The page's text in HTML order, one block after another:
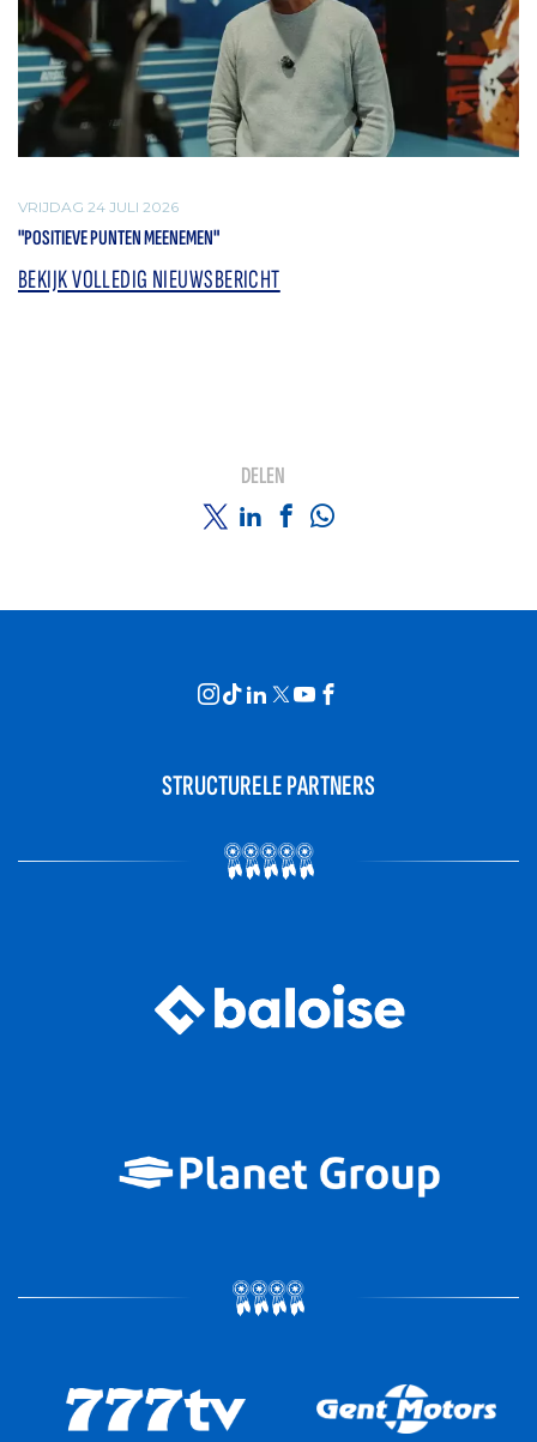
VRIJDAG 24 JULI 2026
"POSITIEVE PUNTEN MEENEMEN"
BEKIJK VOLLEDIG NIEUWSBERICHT
DELEN
STRUCTURELE PARTNERS